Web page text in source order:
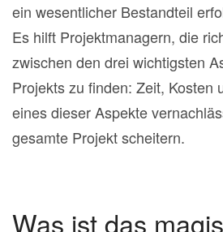
ein wesentlicher Bestandteil
Es hilft Projektmanagern, die
zwischen den drei wichtigsten
Projekts zu finden: Zeit, Kosten
eines dieser Aspekte
gesamte Projekt scheitern.
Was ist das